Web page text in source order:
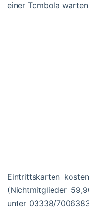
einer Tombola
Eintrittskarten
(Nichtmitglieder
unter 03338/